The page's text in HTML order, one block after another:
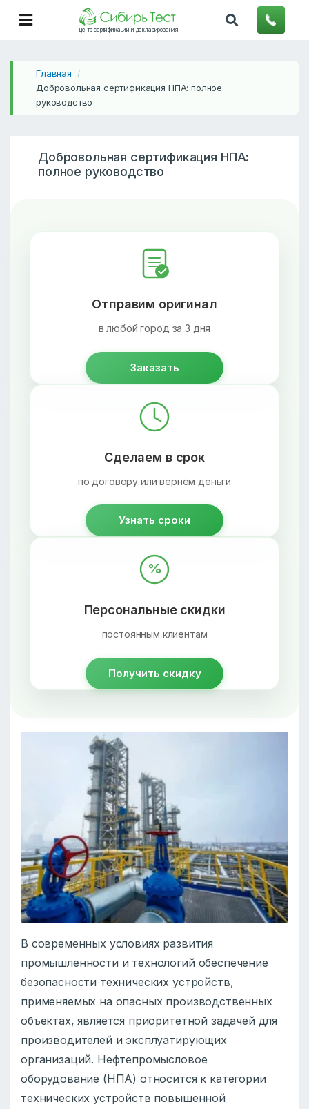
центр сертификации и декларирования
Главная /
Добровольная сертификация НПА: полное
руководство
Добровольная сертификация НПА:
полное руководство
Отправим оригинал
в любой город за 3 дня
Заказать
Сделаем в срок
по договору или вернём деньги
Узнать сроки
%
Персональные скидки
постоянным клиентам
Получить скидку
В современных условиях развития
промышленности и технологий обеспечение
безопасности технических устройств,
применяемых на опасных производственных
объектах, является приоритетной задачей для
производителей и эксплуатирующих
организаций. Нефтепромысловое
оборудование (НПА) относится к категории
технических устройств повышенной